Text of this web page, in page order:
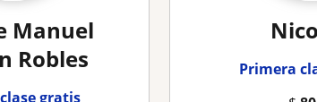
Manuel
Robles
gratis
Primera